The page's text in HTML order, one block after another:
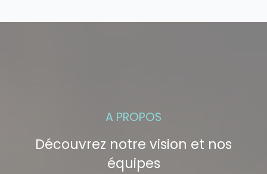
A PROPOS
Découvrez notre vision et nos
équipes